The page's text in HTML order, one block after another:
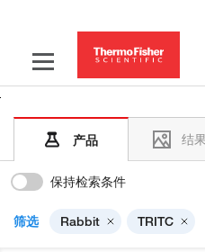
产品 结
保持检索条件
筛选 Rabbit TRITC